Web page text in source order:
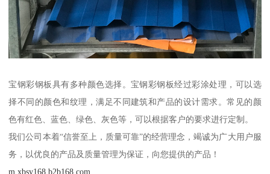
宝钢彩钢板具有多种颜色选择。宝钢彩钢板经过彩涂处理，可以选
择不同的颜色和纹理，满足不同建筑和产品的设计需求。常见的颜
色有红色、蓝色、绿色、灰色等，可以根据客户的要求进行定制。
我们公司本着“信誉至上，质量可靠”的经营理念，竭诚为广大用户服
务，以优良的产品及质量管理为保证，向您提供的产品！
m.xbsy168.b2b168.com